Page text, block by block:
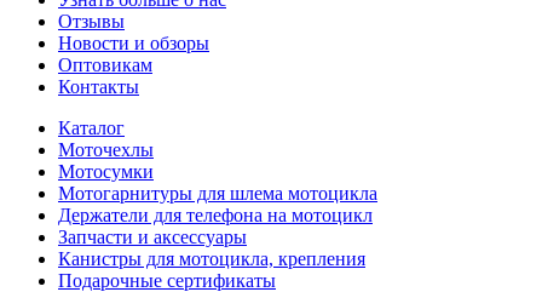
Отзывы
Новости и обзоры
Оптовикам
Контакты
Каталог
Моточехлы
Мотосумки
Мотогарнитуры для шлема мотоцикла
Держатели для телефона на мотоцикл
Запчасти и аксессуары
Канистры для мотоцикла, крепления
Подарочные сертификаты